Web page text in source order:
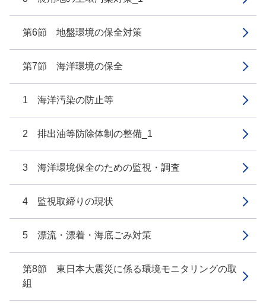
第6節 地盤環境の保全対策
第7節 海洋環境の保全
1 海洋汚染の防止等
2 排出油等防除体制の整備_1
3 海洋環境保全のための監視・調査
4 監視取締りの現状
5 漂流・漂着・海底ごみ対策
第8節 東日本大震災に係る環境モニタリングの取
組